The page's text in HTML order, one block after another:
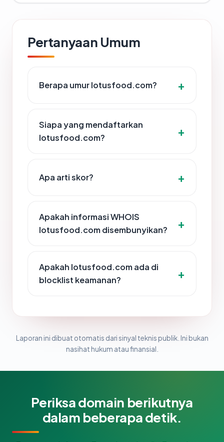
Pertanyaan Umum
Berapa umur lotusfood.com?
Siapa yang mendaftarkan
lotusfood.com?
Apa arti skor?
Apakah informasi WHOIS
lotusfood.com disembunyikan?
Apakah lotusfood.com ada di
blocklist keamanan?
Laporan ini dibuat otomatis dari sinyal teknis publik. Ini bukan
nasihat hukum atau finansial.
Periksa domain berikutnya
dalam beberapa detik.